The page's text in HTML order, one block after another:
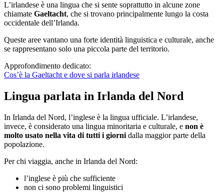
L’irlandese è una lingua che si sente soprattutto in alcune zone
chiamate Gaeltacht, che si trovano principalmente lungo la costa
occidentale dell’Irlanda.
Queste aree vantano una forte identità linguistica e culturale, anche
se rappresentano solo una piccola parte del territorio.
Approfondimento dedicato:
Cos’è la Gaeltacht e dove si parla irlandese
Lingua parlata in Irlanda del Nord
In Irlanda del Nord, l’inglese è la lingua ufficiale. L’irlandese,
invece, è considerato una lingua minoritaria e culturale, e non è
molto usato nella vita di tutti i giorni dalla maggior parte della
popolazione.
Per chi viaggia, anche in Irlanda del Nord:
l’inglese è più che sufficiente
non ci sono problemi linguistici